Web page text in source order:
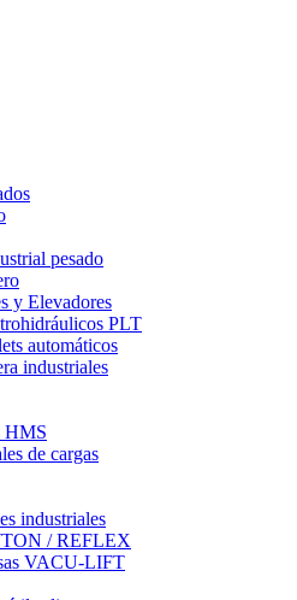
pesado
y Elevadores
PLT
automáticos
industriales
HMS
de cargas
industriales
/ REFLEX
VACU-LIFT